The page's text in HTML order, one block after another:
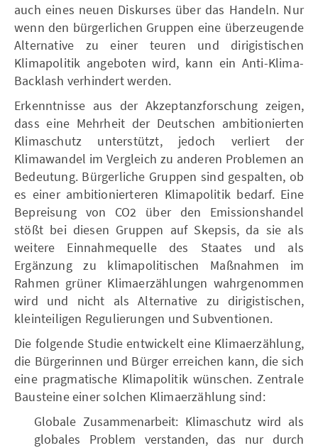
auch eines neuen Diskurses über das Handeln. Nur
wenn den bürgerlichen Gruppen eine überzeugende
Alternative zu einer teuren und dirigistischen
Klimapolitik angeboten wird, kann ein Anti-Klima-
Backlash verhindert werden.
Erkenntnisse aus der Akzeptanzforschung zeigen,
dass eine Mehrheit der Deutschen ambitionierten
Klimaschutz unterstützt, jedoch verliert der
Klimawandel im Vergleich zu anderen Problemen an
Bedeutung. Bürgerliche Gruppen sind gespalten, ob
es einer ambitionierteren Klimapolitik bedarf. Eine
Bepreisung von CO2 über den Emissionshandel
stößt bei diesen Gruppen auf Skepsis, da sie als
weitere Einnahmequelle des Staates und als
Ergänzung zu klimapolitischen Maßnahmen im
Rahmen grüner Klimaerzählungen wahrgenommen
wird und nicht als Alternative zu dirigistischen,
kleinteiligen Regulierungen und Subventionen.
Die folgende Studie entwickelt eine Klimaerzählung,
die Bürgerinnen und Bürger erreichen kann, die sich
eine pragmatische Klimapolitik wünschen. Zentrale
Bausteine einer solchen Klimaerzählung sind:
Globale Zusammenarbeit: Klimaschutz wird als
globales Problem verstanden, das nur durch